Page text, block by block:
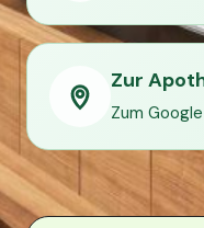
Zur
Zum